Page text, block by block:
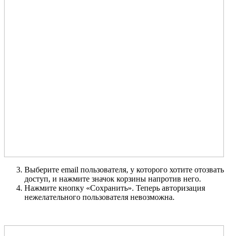
Выберите email пользователя, у которого хотите отозвать
доступ, и нажмите значок корзины напротив него.
Нажмите кнопку «Сохранить». Теперь авторизация
нежелательного пользователя невозможна.